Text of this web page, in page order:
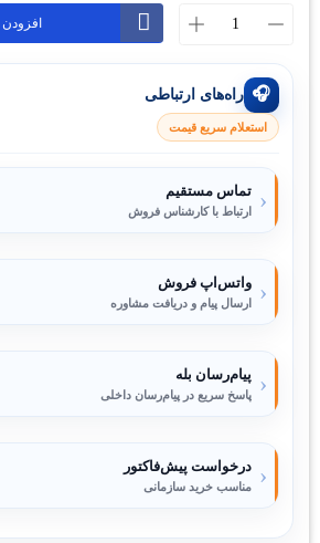
HP
2.4TB
SAS
12G
SFF
افزودن
🎧 راه‌های ارتباطی
استعلام سریع قیمت
‹ تماس مستقیم
ارتباط با کارشناس فروش
‹ واتس‌اپ فروش
ارسال پیام و دریافت مشاوره
‹ پیام‌رسان بله
پاسخ سریع در پیام‌رسان داخلی
‹ درخواست پیش‌فاکتور
مناسب خرید سازمانی